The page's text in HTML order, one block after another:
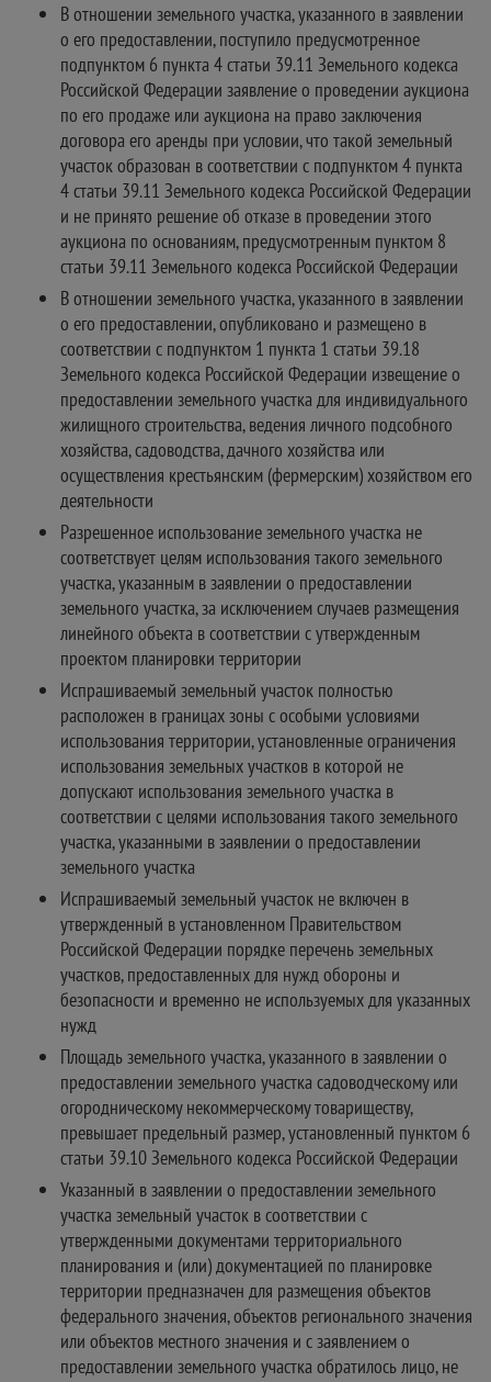
В отношении земельного участка, указанного в заявлении
о его предоставлении, поступило предусмотренное
подпунктом 6 пункта 4 статьи 39.11 Земельного кодекса
Российской Федерации заявление о проведении аукциона
по его продаже или аукциона на право заключения
договора его аренды при условии, что такой земельный
участок образован в соответствии с подпунктом 4 пункта
4 статьи 39.11 Земельного кодекса Российской Федерации
и не принято решение об отказе в проведении этого
аукциона по основаниям, предусмотренным пунктом 8
статьи 39.11 Земельного кодекса Российской Федерации
В отношении земельного участка, указанного в заявлении
о его предоставлении, опубликовано и размещено в
соответствии с подпунктом 1 пункта 1 статьи 39.18
Земельного кодекса Российской Федерации извещение о
предоставлении земельного участка для индивидуального
жилищного строительства, ведения личного подсобного
хозяйства, садоводства, дачного хозяйства или
осуществления крестьянским (фермерским) хозяйством его
деятельности
Разрешенное использование земельного участка не
соответствует целям использования такого земельного
участка, указанным в заявлении о предоставлении
земельного участка, за исключением случаев размещения
линейного объекта в соответствии с утвержденным
проектом планировки территории
Испрашиваемый земельный участок полностью
расположен в границах зоны с особыми условиями
использования территории, установленные ограничения
использования земельных участков в которой не
допускают использования земельного участка в
соответствии с целями использования такого земельного
участка, указанными в заявлении о предоставлении
земельного участка
Испрашиваемый земельный участок не включен в
утвержденный в установленном Правительством
Российской Федерации порядке перечень земельных
участков, предоставленных для нужд обороны и
безопасности и временно не используемых для указанных
нужд
Площадь земельного участка, указанного в заявлении о
предоставлении земельного участка садоводческому или
огородническому некоммерческому товариществу,
превышает предельный размер, установленный пунктом 6
статьи 39.10 Земельного кодекса Российской Федерации
Указанный в заявлении о предоставлении земельного
участка земельный участок в соответствии с
утвержденными документами территориального
планирования и (или) документацией по планировке
территории предназначен для размещения объектов
федерального значения, объектов регионального значения
или объектов местного значения и с заявлением о
предоставлении земельного участка обратилось лицо, не